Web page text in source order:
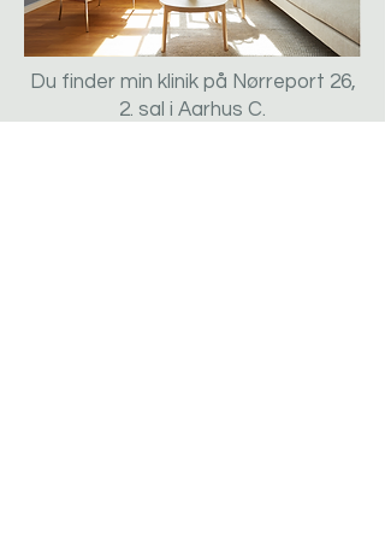
Du finder min klinik på Nørreport 26,
2. sal i Aarhus C.